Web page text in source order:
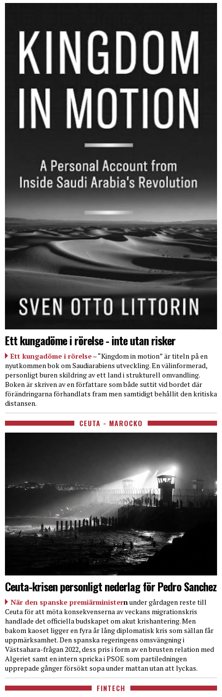
Ett kungadöme i rörelse - inte utan risker
Ett kungadöme i rörelse– “Kingdom in motion” är titeln på en
nyutkommen bok om Saudiarabiens utveckling. En välinformerad,
personligt buren skildring av ett land i strukturell omvandling.
Boken är skriven av en författare som både suttit vid bordet där
förändringarna förhandlats fram men samtidigt behållit den kritiska
distansen.
CEUTA - MAROCKO
Ceuta-krisen personligt nederlag för Pedro Sanchez
När den spanske premiärministernunder gårdagen reste till
Ceuta för att möta konsekvenserna av veckans migrationskris
handlade det officiella budskapet om akut krishantering. Men
bakom kaoset ligger en fyra år lång diplomatisk kris som sällan får
uppmärksamhet. Den spanska regeringens omsvängning i
Västsahara-frågan 2022, dess pris i form av en brusten relation med
Algeriet samt en intern spricka i PSOE som partiledningen
upprepade gånger försökt sopa under mattan utan att lyckas.
FINTECH